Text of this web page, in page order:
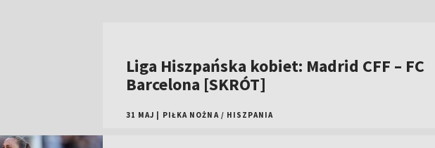
Liga Hiszpańska kobiet: Madrid CFF – FC
Barcelona [SKRÓT]
31 MAJ PIŁKA NOŻNA / HISZPANIA